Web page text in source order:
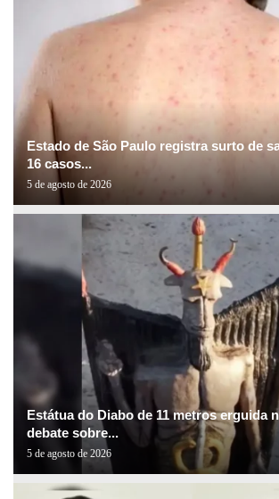
Estado de São Paulo registra surto de
16 casos...
5 de agosto de 2026
Estátua do Diabo de 11 metros erguida
debate sobre...
5 de agosto de 2026